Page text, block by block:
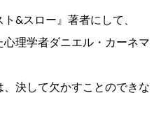
&スロー』著者にして、
心理学者ダニエル・カーネマ
決して欠かすことのできな